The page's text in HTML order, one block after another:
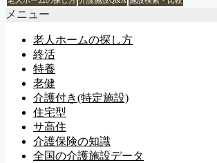
メニュー
老人ホームの探し方
終活
特養
老健
介護付き(特定施設)
住宅型
サ高住
介護保険の知識
全国の介護施設データ